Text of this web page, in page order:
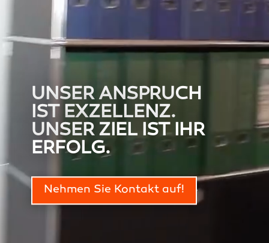
UNSER ANSPRUCH
IST EXZELLENZ.
UNSER ZIEL IST IHR
ERFOLG.
Nehmen Sie Kontakt auf!